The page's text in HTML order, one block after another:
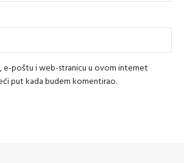
e-poštu i web-stranicu u ovom internet
put kada budem komentirao.